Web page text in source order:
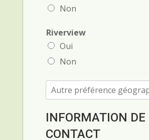
Non
Riverview
Oui
Non
r
e
p
INFORMATION DE
CONTACT